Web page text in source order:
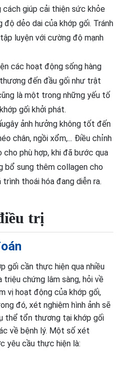
giúp cải thiện sức khỏe
dẻo dai của khớp gối. Tránh
luyện với cường độ mạnh
các hoạt động sống hàng
đến đầu gối như trật
là một trong những yếu tố
gối khởi phát.
ảnh hưởng không tốt đến
chân, ngồi xổm,... Điều chỉnh
cho phù hợp, khi đã bước qua
bổ sung thêm collagen cho
thoái hóa đang diễn ra.
trị
gối cần thực hiện qua nhiều
chứng lâm sàng, hỏi về
vị hoạt động của khớp gối,
đó, xét nghiệm hình ảnh sẽ
thể tổn thương tại khớp gối
về bệnh lý. Một số xét
yêu cầu thực hiện là: